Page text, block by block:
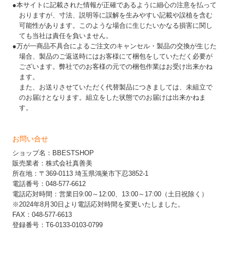
●本サイトに記載された情報が正確であるように細心の注意を払って
おりますが、寸法、説明等に誤解を生みやすい記載や誤植を含む
可能性があります。このような場合に生じたいかなる損害に関し
ても当社は責任を負いません。
●万が一商品不具合によるご注文のキャンセル・製品の交換が生じた
場合、製品のご返送時にはお客様にて梱包をしていただく必要が
ございます。弊社でのお客様の元での梱包作業はお受け出来かね
ます。
また、お送りさせていただく代替製品につきましては、未組立で
のお届けとなります。組立をした状態でのお届けは出来かねま
す。
お問い合せ
ショップ名：BBESTSHOP
販売業者：株式会社真善美
所在地：〒369-0113 埼玉県鴻巣市下忍3852-1
電話番号：048-577-6612
電話応対時間：営業日9:00～12:00、13:00～17:00（土日祝除く）
※2024年8月30日より電話応対時間を変更いたしました。
FAX：048-577-6613
登録番号：T6-0133-0103-0799